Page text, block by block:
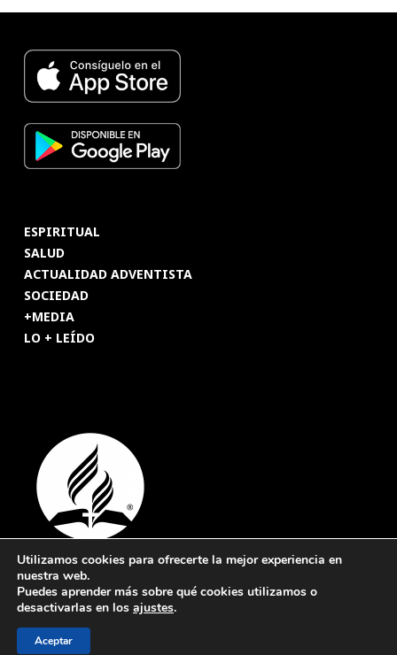
ESPIRITUAL
SALUD
ACTUALIDAD ADVENTISTA
SOCIEDAD
+MEDIA
LO + LEÍDO
© 2026 Revista Adventista de España. UICASDE. Derechos
reservados.
Utilizamos cookies para ofrecerte la mejor experiencia en
nuestra web.
Puedes aprender más sobre qué cookies utilizamos o
desactivarlas en los ajustes.
Aceptar